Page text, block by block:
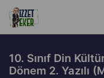
10. Sınıf Din
Dönem 2. Yazılı